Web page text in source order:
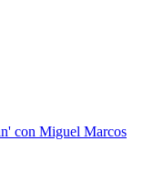
con Miguel Marcos